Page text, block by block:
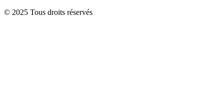
© 2025 Tous droits réservés